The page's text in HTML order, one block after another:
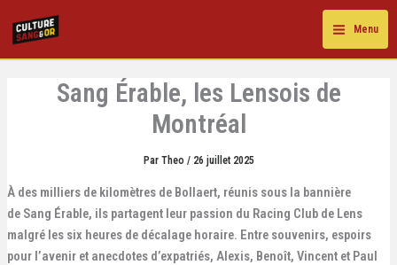
Menu
Sang Érable, les Lensois de
Montréal
Par Theo / 26 juillet 2025
À des milliers de kilomètres de Bollaert, réunis sous la bannière
de Sang Érable, ils partagent leur passion du Racing Club de Lens
malgré les six heures de décalage horaire. Entre souvenirs, espoirs
pour l’avenir et anecdotes d’expatriés, Alexis, Benoît, Vincent et Paul